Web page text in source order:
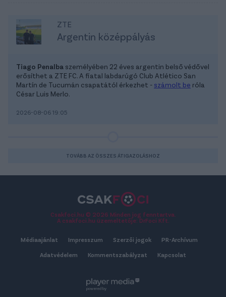
ZTE
Argentin középpályás
Tiago Penalba személyében 22 éves argentin belső védővel
erősíthet a ZTE FC. A fiatal labdarúgó Club Atlético San
Martín de Tucumán csapatától érkezhet - számolt be róla
César Luis Merlo.
2026-08-06 19:05
TOVÁBB AZ ÖSSZES ÁTIGAZOLÁSHOZ
Csakfoci.hu © 2026 Minden jog fenntartva.
A csakfoci.hu üzemeltetője: DrFoci Kft.
Médiaajánlat Impresszum Szerzői jogok PR-Archívum
Adatvédelem Kommentszabályzat Kapcsolat
powered by